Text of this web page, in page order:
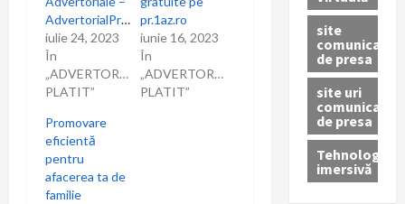
i
c
o
l
e
AdvertorialPromovare.ro
iulie 24, 2023
În
„ADVERTORIAL
PLATIT”
pr.1az.ro
iunie 16, 2023
În
„ADVERTORIAL
PLATIT”
Promovare
eficientă
pentru
afacerea ta de
familie
site
comunicate
de presa
site uri
comunicate
de presa
Tehnologie
imersivă